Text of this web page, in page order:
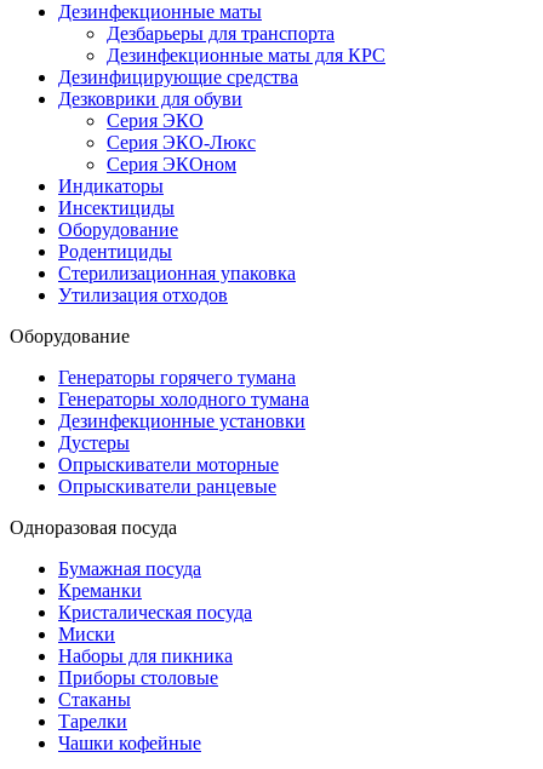
Дезинфекционные маты
Дезбарьеры для транспорта
Дезинфекционные маты для КРС
Дезинфицирующие средства
Дезковрики для обуви
Серия ЭКО
Серия ЭКО-Люкс
Серия ЭКОном
Индикаторы
Инсектициды
Оборудование
Родентициды
Стерилизационная упаковка
Утилизация отходов
Оборудование
Генераторы горячего тумана
Генераторы холодного тумана
Дезинфекционные установки
Дустеры
Опрыскиватели моторные
Опрыскиватели ранцевые
Одноразовая посуда
Бумажная посуда
Креманки
Кристалическая посуда
Миски
Наборы для пикника
Приборы столовые
Стаканы
Тарелки
Чашки кофейные